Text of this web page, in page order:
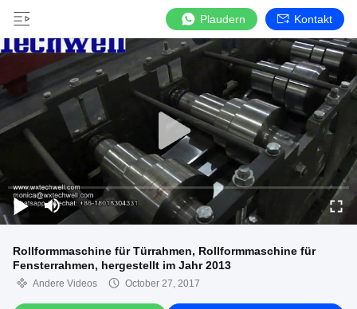
Plaudern Kontakt
Rollformmaschine für Türrahmen, Rollformmaschine für
Fensterrahmen, hergestellt im Jahr 2013
Andere Videos October 27, 2017